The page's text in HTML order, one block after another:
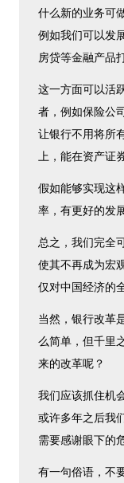
什么新的业务可
例如我们可以发
房贷等金融产品
这一方面可以活
者，例如保险公
让银行不用将所
上，能在资产证
假如能够实现这
率，有更好的发展
总之，我们完全
使其不再成为宏
仅对中国经济的
当然，银行改革
么简单，但千里
来的改革呢？
我们应该抓住机
或许多年之后我
需要感谢眼下的
有一句俗语，不